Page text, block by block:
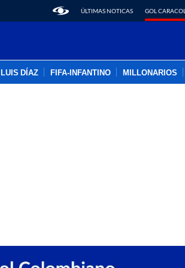
ÚLTIMAS NOTICAS GOL CARACOL
LUIS DÍAZ FIFA-INFANTINO MILLONARIOS